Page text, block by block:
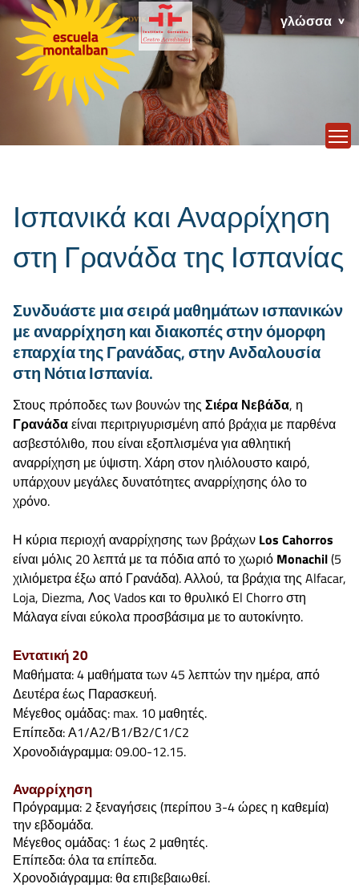
γλώσσα
Ισπανικά και Αναρρίχηση
στη Γρανάδα της Ισπανίας
Συνδυάστε μια σειρά μαθημάτων ισπανικών
με αναρρίχηση και διακοπές στην όμορφη
επαρχία της Γρανάδας, στην Ανδαλουσία
στη Νότια Ισπανία.
Στους πρόποδες των βουνών της Σιέρα Νεβάδα, η
Γρανάδαείναι περιτριγυρισμένη από βράχια με παρθένα
ασβεστόλιθο, που είναι εξοπλισμένα για αθλητική
αναρρίχηση με ύψιστη. Χάρη στον ηλιόλουστο καιρό,
υπάρχουν μεγάλες δυνατότητες αναρρίχησης όλο το
χρόνο.
Η κύρια περιοχή αναρρίχησης των βράχων Los Cahorros
είναι μόλις 20 λεπτά με τα πόδια από το χωριό Monachil(5
χιλιόμετρα έξω από Γρανάδα). Αλλού, τα βράχια της Alfacar,
Loja, Diezma, Λος Vados και το θρυλικό El Chorro στη
Μάλαγα είναι εύκολα προσβάσιμα με το αυτοκίνητο.
Εντατική 20
Μαθήματα: 4 μαθήματα των 45 λεπτών την ημέρα, από
Δευτέρα έως Παρασκευή.
Μέγεθος ομάδας: max. 10 μαθητές.
Επίπεδα: Α1/Α2/Β1/Β2/C1/C2
Χρονοδιάγραμμα: 09.00-12.15.
Αναρρίχηση
Πρόγραμμα: 2 ξεναγήσεις (περίπου 3-4 ώρες η καθεμία)
την εβδομάδα.
Μέγεθος ομάδας: 1 έως 2 μαθητές.
Επίπεδα: όλα τα επίπεδα.
Χρονοδιάγραμμα: θα επιβεβαιωθεί.